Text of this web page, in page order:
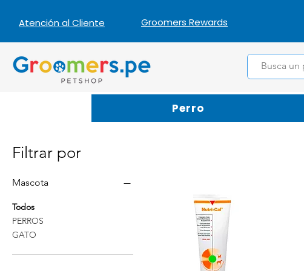
Atención al Cliente Groomers Rewards
Perro
Filtrar por
Mascota
Todos
PERROS
GATO